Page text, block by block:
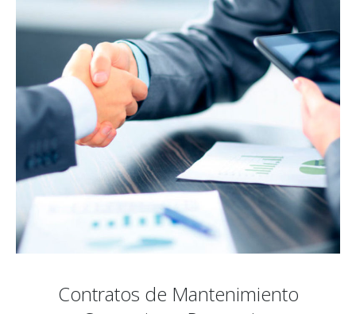
Contratos de Mantenimiento